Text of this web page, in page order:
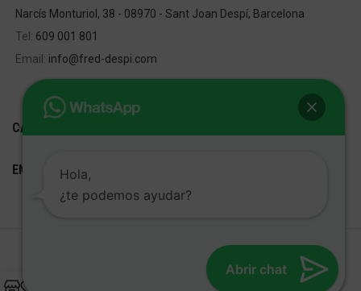
Narcís Monturiol, 38 - 08970 - Sant Joan Despí, Barcelona
Tel: 609 001 801
Email: info@fred-despi.com
CATEGORIAS
ENLACES ÚTILES
Abrir chat
Hola,
¿te podemos ayudar?